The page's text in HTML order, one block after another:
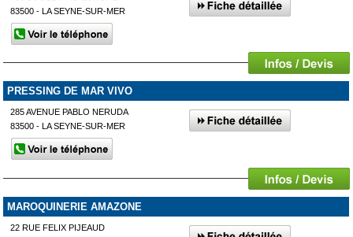
83500 - LA SEYNE-SUR-MER
PRESSING DE MAR VIVO
285 AVENUE PABLO NERUDA
83500 - LA SEYNE-SUR-MER
MAROQUINERIE AMAZONE
22 RUE FELIX PIJEAUD